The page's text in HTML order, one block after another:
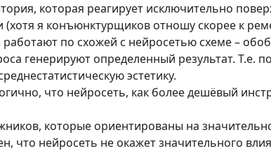
которая реагирует исключительно
(хотя я конъюнктурщиков отношу скорее к
работают по схожей с нейросетью схеме –
генерируют определенный результат. Т.е.
эстетику.
что нейросеть, как более дешёвый
которые ориентированы на
что нейросеть не окажет значительного